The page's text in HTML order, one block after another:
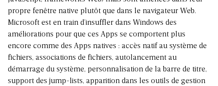
propre fenêtre native plutôt que dans le navigateur Web.
Microsoft est en train d’insuffler dans Windows des
améliorations pour que ces Apps se comportent plus
encore comme des Apps natives : accès natif au système de
fichiers, associations de fichiers, autolancement au
démarrage du système, personnalisation de la barre de titre,
support des jump-lists, apparition dans les outils de gestion